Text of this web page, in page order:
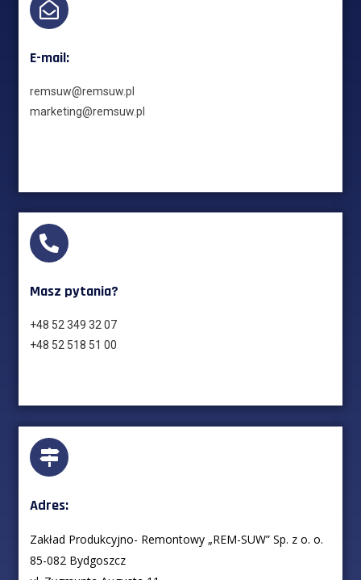
E-mail:
remsuw@remsuw.pl
marketing@remsuw.pl
Masz pytania?
+48 52 349 32 07
+48 52 518 51 00
Adres:
Zakład Produkcyjno- Remontowy „REM-SUW” Sp. z o. o.
85-082 Bydgoszcz